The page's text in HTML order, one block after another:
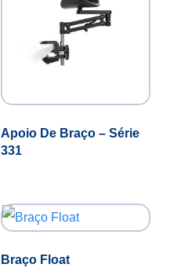
Apoio De Braço – Série
331
Braço Float